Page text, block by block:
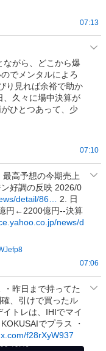
07:13
ながら、どこから爆
でメンタルによろ
り見れば余裕で助か
久々に場中決算が
ひとつあって、少
07:10
高予想の今期売上
好調の反映 2026/0
detail/86…
2. 日
円←2200億円--決算
news/d
07:06
・昨日まで持ってた
、引けで買ったル
トレは、IHIでマイ
でプラス ・
f28rXyW937